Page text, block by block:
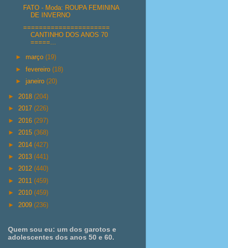
FATO - Moda: ROUPA FEMININA
DE INVERNO
======================
CANTINHO DOS ANOS 70
=====...
► março(19)
►fevereiro(18)
►janeiro(20)
► 2018 (204)
► 2017 (226)
► 2016 (297)
► 2015 (368)
► 2014 (427)
► 2013 (441)
► 2012 (440)
► 2011 (459)
► 2010 (459)
► 2009 (236)
Quem sou eu: um dos garotos e
adolescentes dos anos 50 e 60.